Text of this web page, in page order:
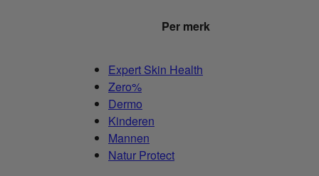
Per merk
Expert Skin Health
Zero%
Dermo
Kinderen
Mannen
Natur Protect